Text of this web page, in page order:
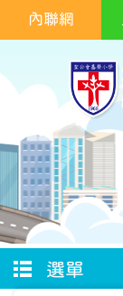
內聯網
選單